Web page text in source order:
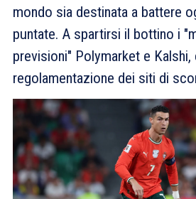
mondo sia destinata a battere
puntate. A spartirsi il bottino i
previsioni" Polymarket e Kalshi,
regolamentazione dei siti di